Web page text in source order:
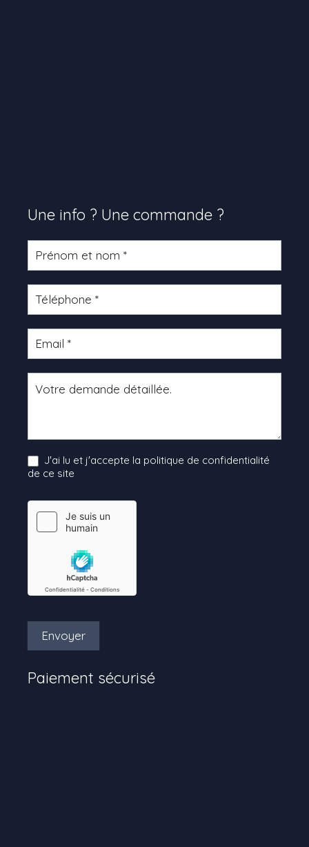
Une info ? Une commande ?
Formulaire
produit
J'ai lu et j'accepte la politique de confidentialité
de ce site
Envoyer
Paiement sécurisé